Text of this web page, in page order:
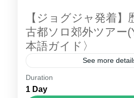
【ジョグジャ発着】
古都ソロ郊外ツアー
本語ガイド〉
See more
サンギラン 世界遺産 。ソ
ジョグジャカルタの隣町。
Duration
1 Day